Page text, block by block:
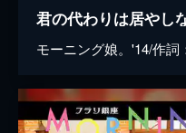
君の代わりは居やし
モーニング娘。'14/作詞